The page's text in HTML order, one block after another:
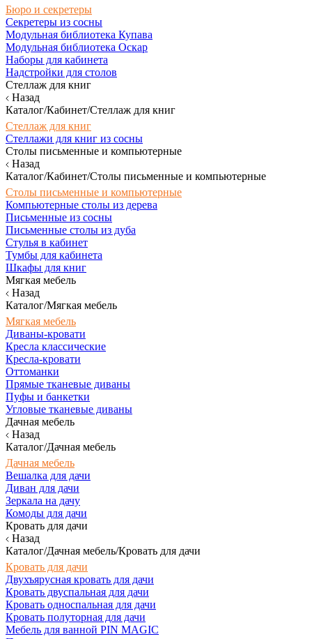
Бюро и секретеры
Секретеры из сосны
Модульная библиотека Купава
Модульная библиотека Оскар
Наборы для кабинета
Надстройки для столов
Стеллаж для книг
Назад
Каталог/Кабинет/Стеллаж для книг
Стеллаж для книг
Стеллажи для книг из сосны
Столы письменные и компьютерные
Назад
Каталог/Кабинет/Столы письменные и компьютерные
Столы письменные и компьютерные
Компьютерные столы из дерева
Письменные из сосны
Письменные столы из дуба
Стулья в кабинет
Тумбы для кабинета
Шкафы для книг
Мягкая мебель
Назад
Каталог/Мягкая мебель
Мягкая мебель
Диваны-кровати
Кресла классические
Кресла-кровати
Оттоманки
Прямые тканевые диваны
Пуфы и банкетки
Угловые тканевые диваны
Дачная мебель
Назад
Каталог/Дачная мебель
Дачная мебель
Вешалка для дачи
Диван для дачи
Зеркала на дачу
Комоды для дачи
Кровать для дачи
Назад
Каталог/Дачная мебель/Кровать для дачи
Кровать для дачи
Двухъярусная кровать для дачи
Кровать двуспальная для дачи
Кровать односпальная для дачи
Кровать полуторная для дачи
Мебель для ванной PIN MAGIC